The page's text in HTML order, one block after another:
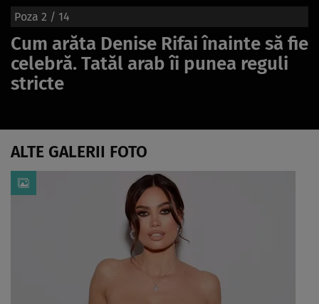
Poza 2 / 14
Cum arăta Denise Rifai înainte să fie
celebră. Tatăl arab îi punea reguli
stricte
ALTE GALERII FOTO